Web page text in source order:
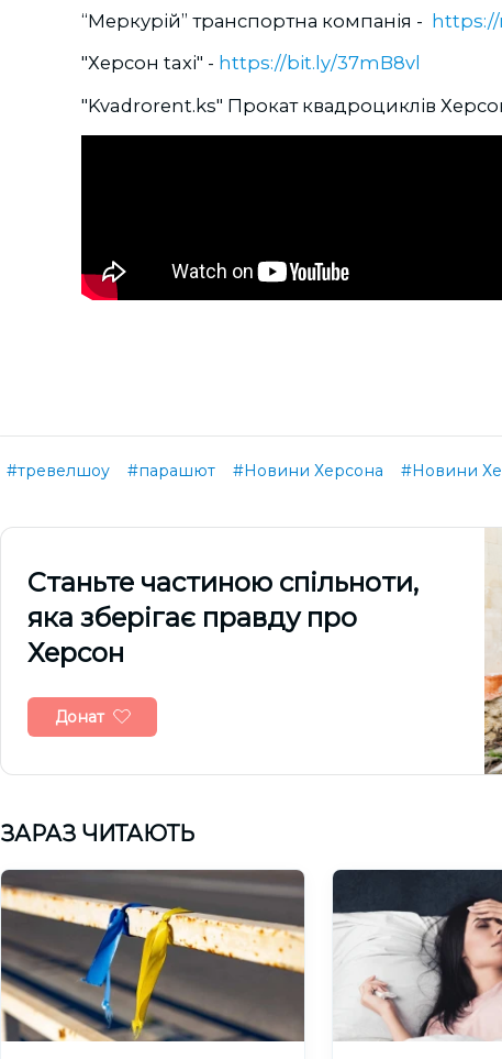
“Меркурій” транспортна компанія - https://
"Херсон taxi" - https://bit.ly/37mB8vl
"Kvadrorent.ks" Прокат квадроциклів
#тревелшоу #парашют #Новини Херсона #Новини
Cтаньте частиною спільноти,
яка зберігає правду про
Херсон
Донат
ЗАРАЗ ЧИТАЮТЬ